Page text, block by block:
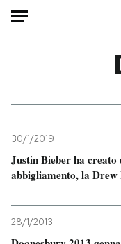
Mondo
Politica
Tecnologia
Scienza
Cultura
30/1/2019
Justin Bieber ha creato
abbigliamento, la Drew
28/1/2013